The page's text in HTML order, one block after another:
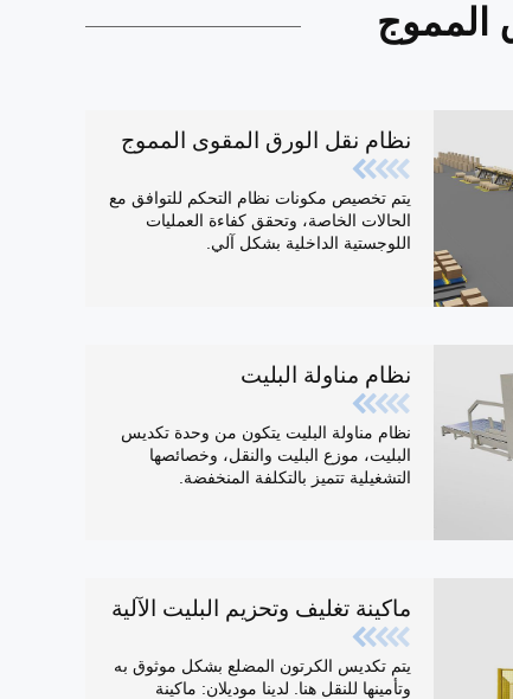
المموج
نظام نقل الورق المقوى المموج
يتم تخصيص مكونات نظام التحكم للتوافق مع
الحالات الخاصة، وتحقق كفاءة العمليات
اللوجستية الداخلية بشكل آلي.
نظام مناولة البليت
نظام مناولة البليت يتكون من وحدة تكديس
البليت، موزع البليت والنقل، وخصائصها
التشغيلية تتميز بالتكلفة المنخفضة.
ماكينة تغليف وتحزيم البليت الآلية
يتم تكديس الكرتون المضلع بشكل موثوق به
وتأمينها للنقل هنا. لدينا موديلان: ماكينة